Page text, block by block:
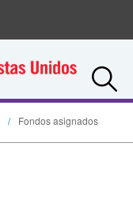
Fondos asignados